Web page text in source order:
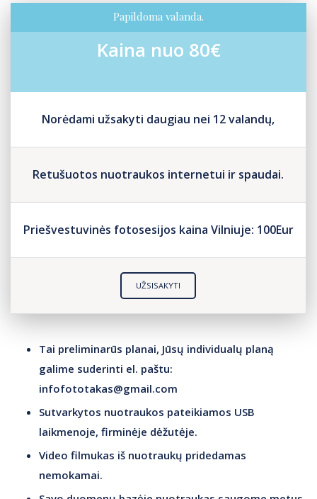
Papildoma valanda.
Kaina nuo 80€
Norėdami užsakyti daugiau nei 12 valandų,
Retušuotos nuotraukos internetui ir spaudai.
Priešvestuvinės fotosesijos kaina Vilniuje: 100Eur
UŽSISAKYTI
Tai preliminarūs planai, Jūsų individualų planą
galime suderinti el. paštu:
infofototakas@gmail.com
Sutvarkytos nuotraukos pateikiamos USB
laikmenoje, firminėje dėžutėje.
Video filmukas iš nuotraukų pridedamas
nemokamai.